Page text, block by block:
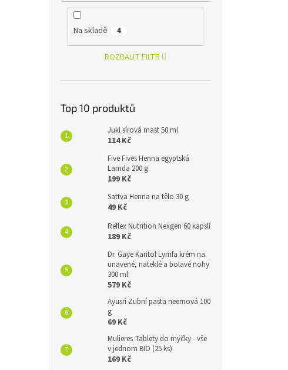
Na skladě 4
ROZBALIT FILTR
Top 10 produktů
Jukl sírová mast 50 ml
114 Kč
Five Fives Henna egyptská
Lamda 200 g
199 Kč
Sattva Henna na tělo 30 g
49 Kč
Reflex Nutrition Nexgen 60 kapslí
189 Kč
Dr. Gaye Karitol Lymfa krém na
unavené, nateklé a bolavé nohy
300 ml
579 Kč
Ayusri Zubní pasta neemová 100
g
69 Kč
Mulieres Tablety do myčky - vše
v jednom BIO (25 ks)
169 Kč